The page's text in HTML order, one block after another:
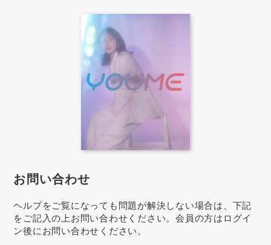
お問い合わせ
ヘルプをご覧になっても問題が解決しない場合は、下記
をご記入の上お問い合わせください。会員の方はログイ
ン後にお問い合わせください。